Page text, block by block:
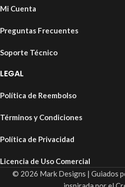
Mi Cuenta
Preguntas Frecuentes
Soporte Técnico
LEGAL
Política de Reembolso
Términos y Condiciones
Política de Privacidad
Licencia de Uso Comercial
© 2026 Mark Designs | Guiados